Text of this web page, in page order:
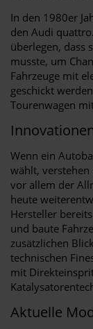
In den 1980er
den Audi
überlegen, dass
musste, um
Fahrzeuge mit
geschickt
Tourenwagen
Wenn ein
wählt,
vor allem der
heute
Hersteller
und baute
zusätzlichen
technischen
mit
Aktuelle